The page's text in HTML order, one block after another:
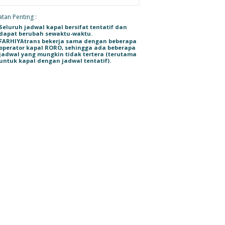
Penting :
jadwal kapal bersifat tentatif dan
berubah sewaktu-waktu.
bekerja sama dengan beberapa
kapal RORO, sehingga ada beberapa
yang mungkin tidak tertera (terutama
kapal dengan jadwal tentatif).